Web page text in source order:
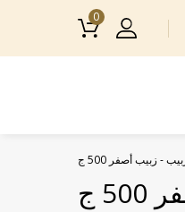
0
- زبيب أصفر 500 ج
ج